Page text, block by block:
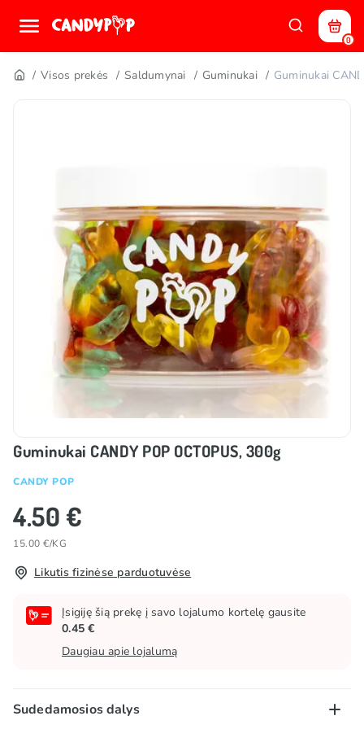
0
Visos prekės Saldumynai Guminukai Guminukai
Guminukai CANDY POP OCTOPUS, 300g
CANDY POP
4.50 €
15.00 €/KG
Likutis fizinėse parduotuvėse
Įsigiję šią prekę į savo lojalumo kortelę gausite
0.45 €
Daugiau apie lojalumą
Sudedamosios dalys